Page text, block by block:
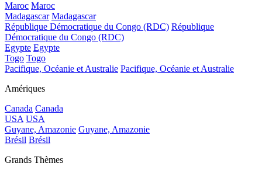
Maroc Maroc
Madagascar Madagascar
République Démocratique du Congo (RDC) République
Démocratique du Congo (RDC)
Egypte Egypte
Togo Togo
Pacifique, Océanie et Australie Pacifique, Océanie et Australie
Amériques
Canada Canada
USA USA
Guyane, Amazonie Guyane, Amazonie
Brésil Brésil
Grands Thèmes